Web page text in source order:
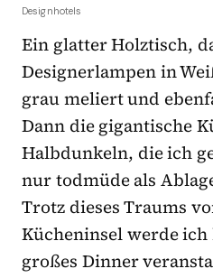
Designhotels
Ein glatter Holztisch,
Designerlampen in
grau meliert und
Dann die gigantische
Halbdunkeln, die ich
nur todmüde als
Trotz dieses Traums
Kücheninsel werde
großes Dinner